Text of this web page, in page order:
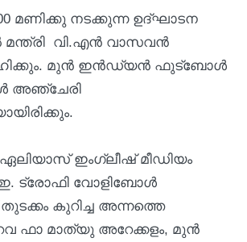
മണിക്കു നടക്കുന്ന ഉദ്ഘാടന
മന്ത്രി വി.എൻ വാസവൻ
മുൻ ഇൻഡ്യൻ ഫുട്ബോൾ
അഞ്ചേരി
ഇംഗ്ലീഷ് മീഡിയം
ട്രോഫി വോളിബോൾ
കുറിച്ച അന്നത്തെ
ഫാ മാത്യു അറേക്കളം, മുൻ